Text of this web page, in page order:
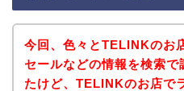
今回、色々とTELINKのお
セールなどの情報を検索で
たけど、TELINKのお店で